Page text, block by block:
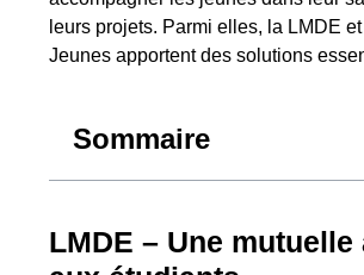
leurs projets. Parmi elles, la LMDE
Jeunes apportent des solutions
Sommaire
LMDE – Une mutuelle